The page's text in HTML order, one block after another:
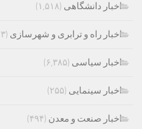
اخبار دانشگاهی (۱,۵۱۸)
اخبار راه و ترابری و شهرسازی (۸۱۳)
اخبار سیاسی (۶,۳۸۵)
اخبار سینمایی (۲۵۵)
اخبار صنعت و معدن (۴۹۴)